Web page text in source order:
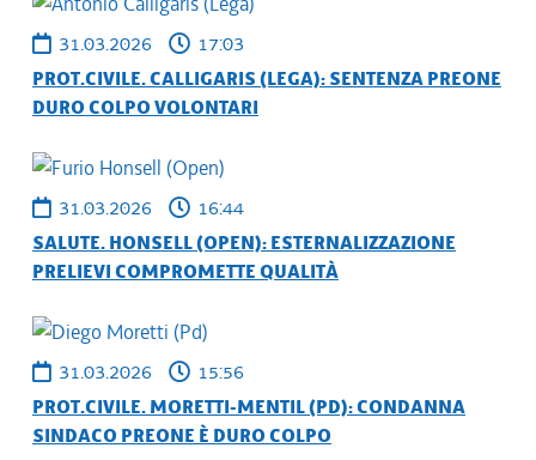
31.03.2026 17:03
PROT.CIVILE. CALLIGARIS (LEGA): SENTENZA PREONE
DURO COLPO VOLONTARI
31.03.2026 16:44
SALUTE. HONSELL (OPEN): ESTERNALIZZAZIONE
PRELIEVI COMPROMETTE QUALITÀ
31.03.2026 15:56
PROT.CIVILE. MORETTI-MENTIL (PD): CONDANNA
SINDACO PREONE È DURO COLPO